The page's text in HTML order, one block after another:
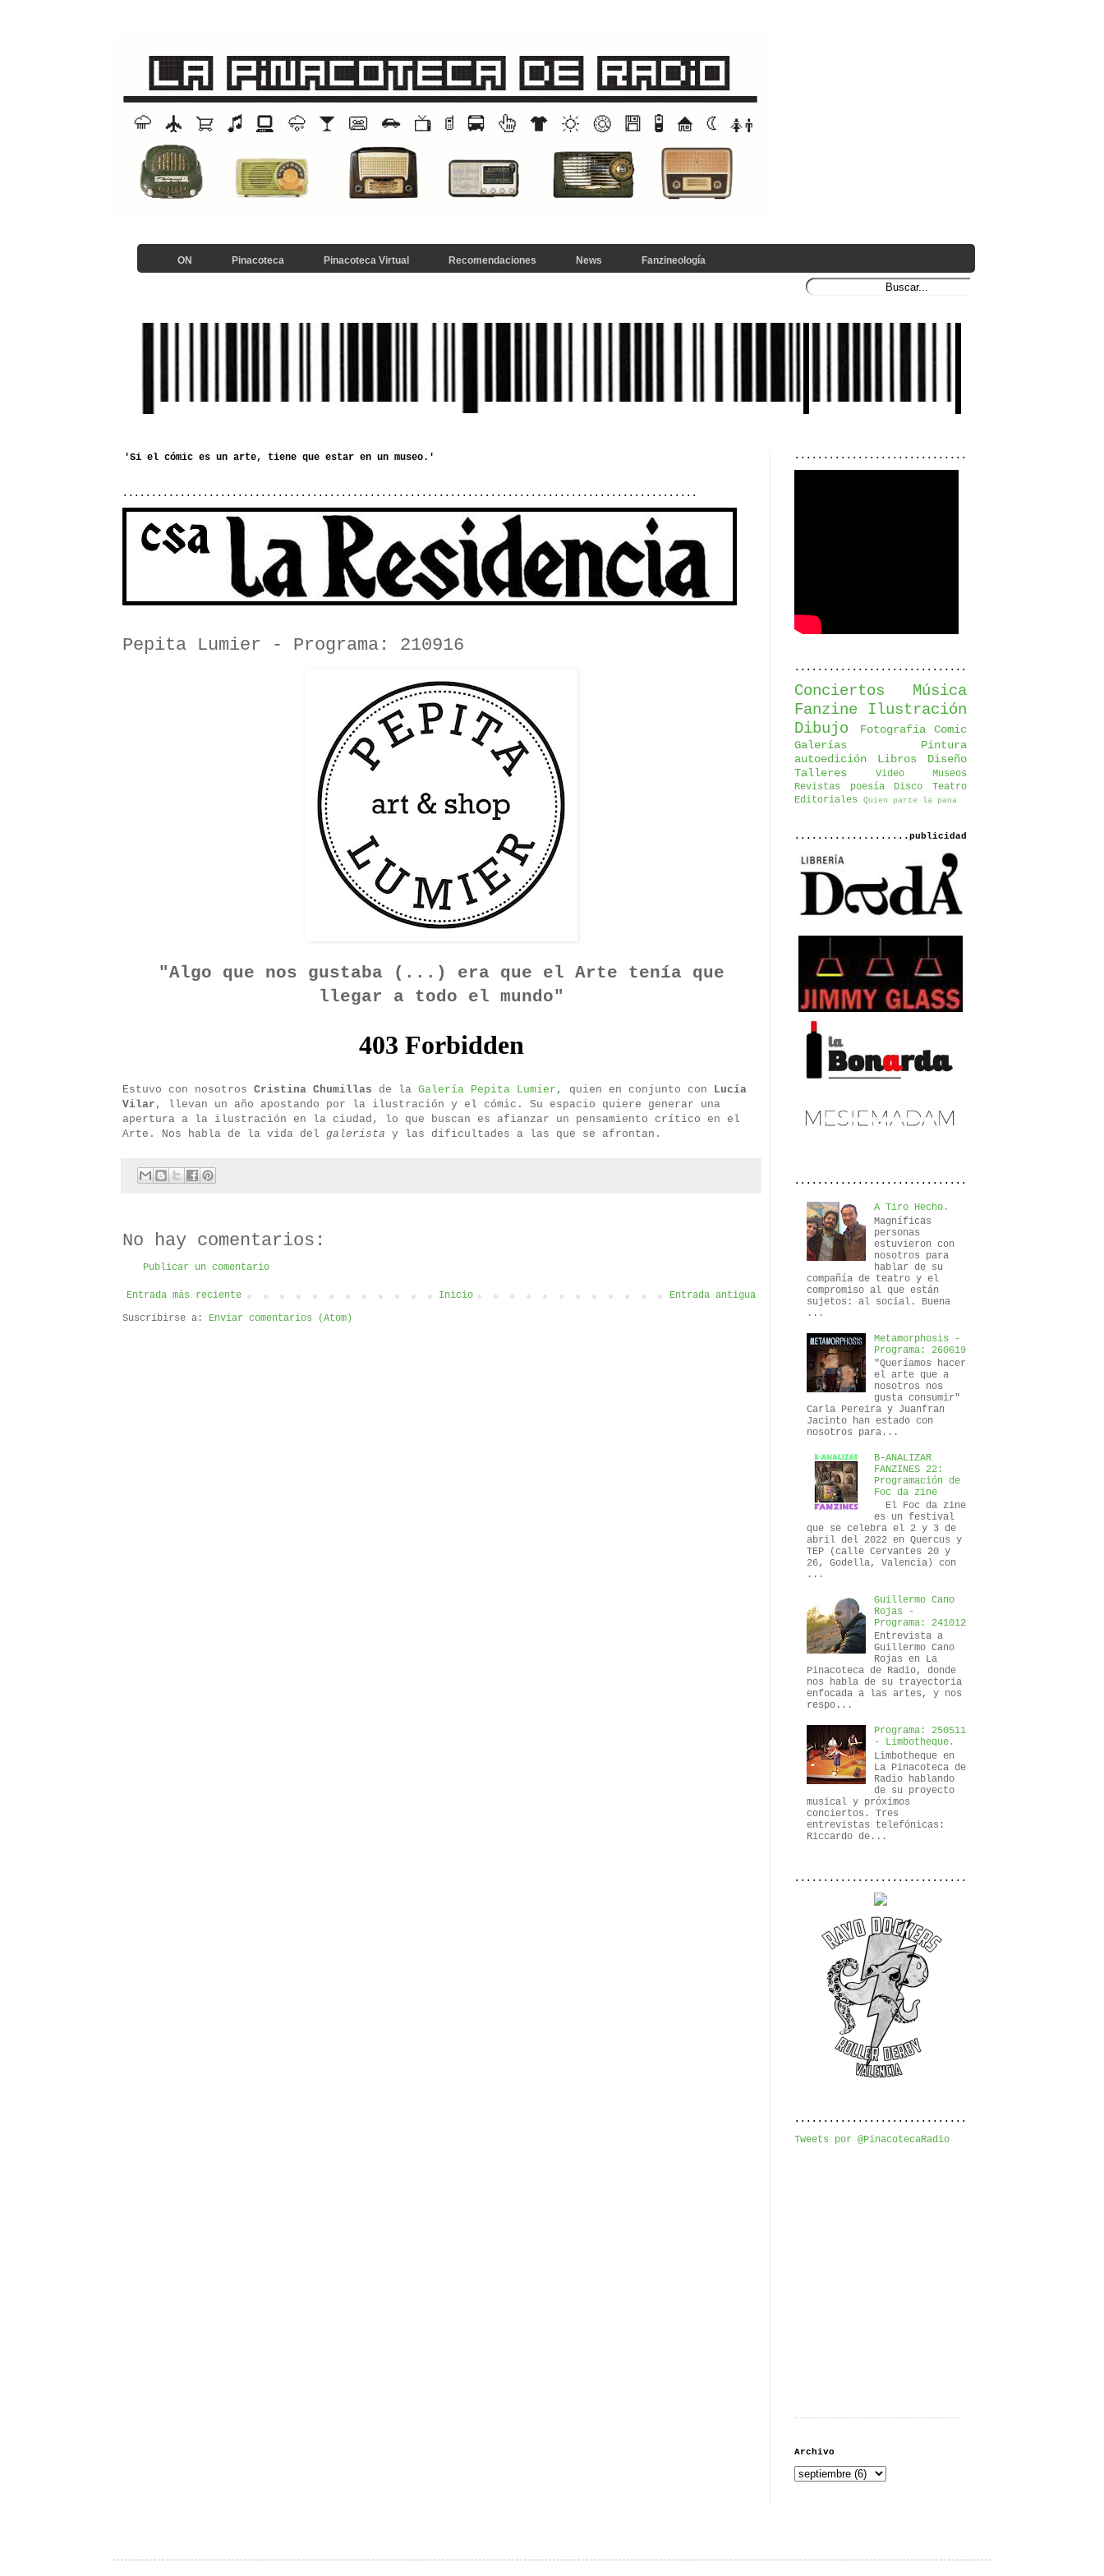
ON Pinacoteca Pinacoteca Virtual Recomendaciones News Fanzineología
....................................................................................................
Pepita Lumier - Programa: 210916
"Algo que nos gustaba (...) era que el Arte tenía que
llegar a todo el mundo"
Estuvo con nosotros Cristina Chumillas de la Galería Pepita Lumier , quien en conjunto con Lucía
Vilar , llevan un año apostando por la ilustración y el cómic. Su espacio quiere generar una
apertura a la ilustración en la ciudad, lo que buscan es afianzar un pensamiento crítico en el
Arte. Nos habla de la vida del galerista y las dificultades a las que se afrontan.
No hay comentarios:
Publicar un comentario
Entrada más reciente Entrada antigua
Inicio
Suscribirse a: Enviar comentarios (Atom)
..............................
..............................
Conciertos
Música
Fanzine
Ilustración
Dibujo
Fotografía
Comic
Galerías
Pintura
autoedición
Libros
Diseño
Talleres
Video
Museos
Revistas
poesía Disco
Teatro
Editoriales
Quien parte la pana
....................publicidad
..............................
A Tiro Hecho.
Magníficas
personas
estuvieron con
nosotros para
hablar de su
compañía de teatro y el
compromiso al que están
sujetos: al social. Buena
...
Metamorphosis -
Programa: 260619
"Queríamos hacer
el arte que a
nosotros nos
gusta consumir"
Carla Pereira y Juanfran
Jacinto han estado con
nosotros para...
B-ANALIZAR
FANZINES 22:
Programación de
Foc da zine
El Foc da zine
es un festival
que se celebra el 2 y 3 de
abril del 2022 en Quercus y
TEP (calle Cervantes 20 y
26, Godella, Valencia) con
...
Guillermo Cano
Rojas -
Programa: 241012
Entrevista a
Guillermo Cano
Rojas en La
Pinacoteca de Radio, donde
nos habla de su trayectoria
enfocada a las artes, y nos
respo...
Programa: 250511
- Limbotheque.
Limbotheque en
La Pinacoteca de
Radio hablando
de su proyecto
musical y próximos
conciertos. Tres
entrevistas telefónicas:
Riccardo de...
..............................
..............................
Tweets por @PinacotecaRadio
Archivo